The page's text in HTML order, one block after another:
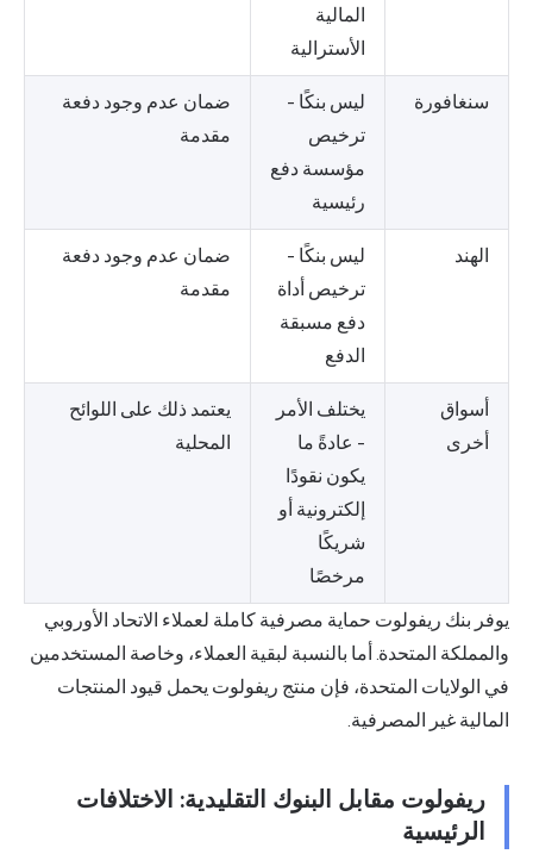
المالية
الأسترالية
سنغافورة
ليس بنكًا -
ترخيص
مؤسسة دفع
رئيسية
ضمان عدم وجود دفعة
مقدمة
الهند
ليس بنكًا -
ترخيص أداة
دفع مسبقة
الدفع
ضمان عدم وجود دفعة
مقدمة
أسواق
أخرى
يختلف الأمر
- عادةً ما
يكون نقودًا
إلكترونية أو
شريكًا
مرخصًا
يعتمد ذلك على اللوائح
المحلية
يوفر بنك ريفولوت حماية مصرفية كاملة لعملاء الاتحاد الأوروبي
والمملكة المتحدة. أما بالنسبة لبقية العملاء، وخاصة المستخدمين
في الولايات المتحدة، فإن منتج ريفولوت يحمل قيود المنتجات
المالية غير المصرفية.
ريفولوت مقابل البنوك التقليدية: الاختلافات
الرئيسية